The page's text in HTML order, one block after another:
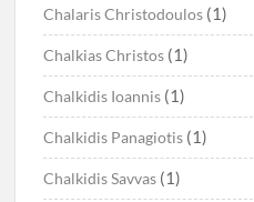
Chalaris Christodoulos (1)
Chalkias Christos (1)
Chalkidis Ioannis (1)
Chalkidis Panagiotis (1)
Chalkidis Savvas (1)